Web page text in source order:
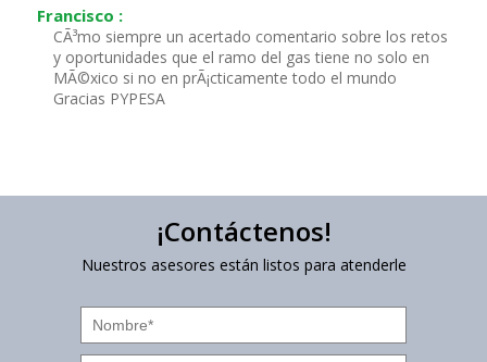
Francisco :
CÃ³mo siempre un acertado comentario sobre los retos
y oportunidades que el ramo del gas tiene no solo en
MÃ©xico si no en prÃ¡cticamente todo el mundo
Gracias PYPESA
¡Contáctenos!
Nuestros asesores están listos para atenderle